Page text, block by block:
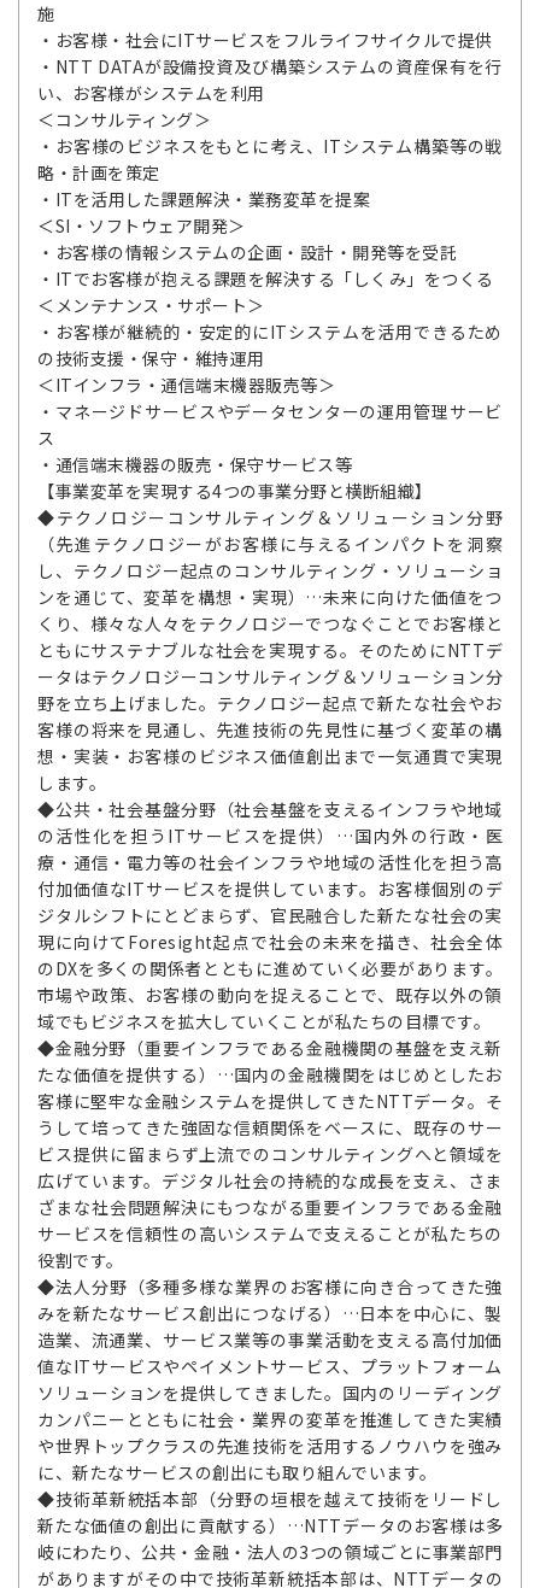
施
・お客様・社会にITサービスをフルライフサイクルで提供
・NTT DATAが設備投資及び構築システムの資産保有を行
い、お客様がシステムを利用
＜コンサルティング＞
・お客様のビジネスをもとに考え、ITシステム構築等の戦
略・計画を策定
・ITを活用した課題解決・業務変革を提案
＜SI・ソフトウェア開発＞
・お客様の情報システムの企画・設計・開発等を受託
・ITでお客様が抱える課題を解決する「しくみ」をつくる
＜メンテナンス・サポート＞
・お客様が継続的・安定的にITシステムを活用できるため
の技術支援・保守・維持運用
＜ITインフラ・通信端末機器販売等＞
・マネージドサービスやデータセンターの運用管理サービ
ス
・通信端末機器の販売・保守サービス等
【事業変革を実現する4つの事業分野と横断組織】
◆テクノロジーコンサルティング＆ソリューション分野
（先進テクノロジーがお客様に与えるインパクトを洞察
し、テクノロジー起点のコンサルティング・ソリューショ
ンを通じて、変革を構想・実現）…未来に向けた価値をつ
くり、様々な人々をテクノロジーでつなぐことでお客様と
ともにサステナブルな社会を実現する。そのためにNTTデ
ータはテクノロジーコンサルティング＆ソリューション分
野を立ち上げました。テクノロジー起点で新たな社会やお
客様の将来を見通し、先進技術の先見性に基づく変革の構
想・実装・お客様のビジネス価値創出まで一気通貫で実現
します。
◆公共・社会基盤分野（社会基盤を支えるインフラや地域
の活性化を担うITサービスを提供）…国内外の行政・医
療・通信・電力等の社会インフラや地域の活性化を担う高
付加価値なITサービスを提供しています。お客様個別のデ
ジタルシフトにとどまらず、官民融合した新たな社会の実
現に向けてForesight起点で社会の未来を描き、社会全体
のDXを多くの関係者とともに進めていく必要があります。
市場や政策、お客様の動向を捉えることで、既存以外の領
域でもビジネスを拡大していくことが私たちの目標です。
◆金融分野（重要インフラである金融機関の基盤を支え新
たな価値を提供する）…国内の金融機関をはじめとしたお
客様に堅牢な金融システムを提供してきたNTTデータ。そ
うして培ってきた強固な信頼関係をベースに、既存のサー
ビス提供に留まらず上流でのコンサルティングへと領域を
広げています。デジタル社会の持続的な成長を支え、さま
ざまな社会問題解決にもつながる重要インフラである金融
サービスを信頼性の高いシステムで支えることが私たちの
役割です。
◆法人分野（多種多様な業界のお客様に向き合ってきた強
みを新たなサービス創出につなげる）…日本を中心に、製
造業、流通業、サービス業等の事業活動を支える高付加価
値なITサービスやペイメントサービス、プラットフォーム
ソリューションを提供してきました。国内のリーディング
カンパニーとともに社会・業界の変革を推進してきた実績
や世界トップクラスの先進技術を活用するノウハウを強み
に、新たなサービスの創出にも取り組んでいます。
◆技術革新統括本部（分野の垣根を越えて技術をリードし
新たな価値の創出に貢献する）…NTTデータのお客様は多
岐にわたり、公共・金融・法人の3つの領域ごとに事業部門
がありますがその中で技術革新統括本部は、NTTデータの